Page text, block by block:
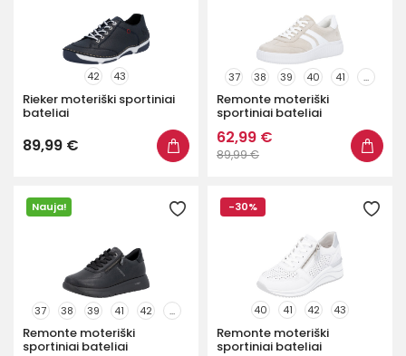
42 43
Rieker moteriški sportiniai
bateliai
89,99 €
37 38 39 40 41 ...
Remonte moteriški
sportiniai bateliai
62,99 €
89,99 €
Nauja!
37 38 39 41 42 ...
Remonte moteriški
sportiniai bateliai
-30%
40 41 42 43
Remonte moteriški
sportiniai bateliai